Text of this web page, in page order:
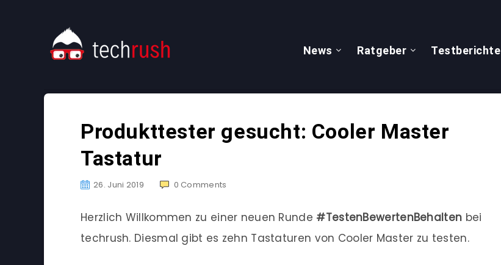
News Ratgeber Testberichte
Produkttester gesucht: Cooler Master
Tastatur
26. Juni 2019 0 Comments
Herzlich Willkommen zu einer neuen Runde #TestenBewertenBehalten bei
techrush. Diesmal gibt es zehn Tastaturen von Cooler Master zu testen.